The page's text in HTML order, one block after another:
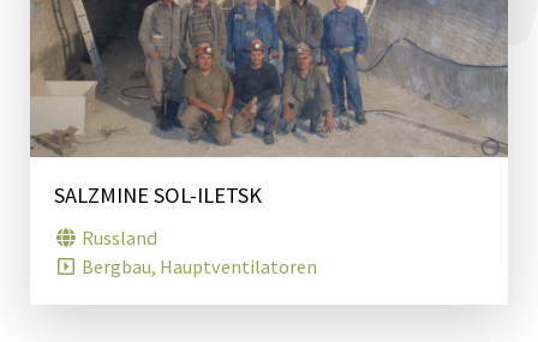
SALZMINE SOL-ILETSK
Russland
Bergbau, Hauptventilatoren